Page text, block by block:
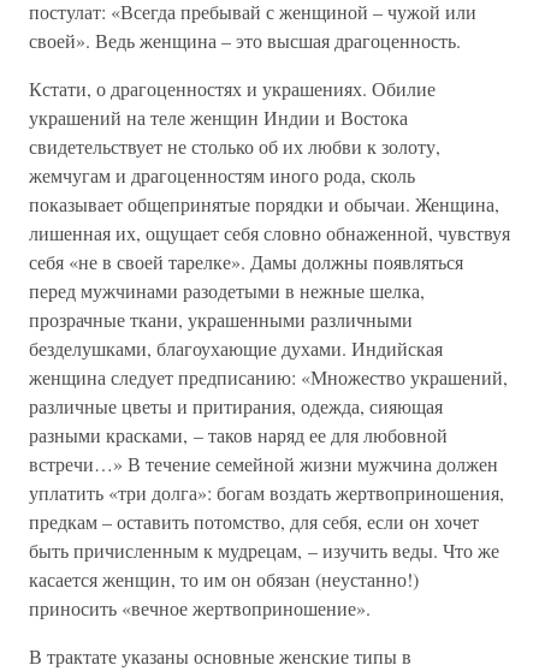
постулат: «Всегда пребывай с женщиной – чужой или
своей». Ведь женщина – это высшая драгоценность.
Кстати, о драгоценностях и украшениях. Обилие
украшений на теле женщин Индии и Востока
свидетельствует не столько об их любви к золоту,
жемчугам и драгоценностям иного рода, сколь
показывает общепринятые порядки и обычаи. Женщина,
лишенная их, ощущает себя словно обнаженной, чувствуя
себя «не в своей тарелке». Дамы должны появляться
перед мужчинами разодетыми в нежные шелка,
прозрачные ткани, украшенными различными
безделушками, благоухающие духами. Индийская
женщина следует предписанию: «Множество украшений,
различные цветы и притирания, одежда, сияющая
разными красками, – таков наряд ее для любовной
встречи…» В течение семейной жизни мужчина должен
уплатить «три долга»: богам воздать жертвоприношения,
предкам – оставить потомство, для себя, если он хочет
быть причисленным к мудрецам, – изучить веды. Что же
касается женщин, то им он обязан (неустанно!)
приносить «вечное жертвоприношение».
В трактате указаны основные женские типы в